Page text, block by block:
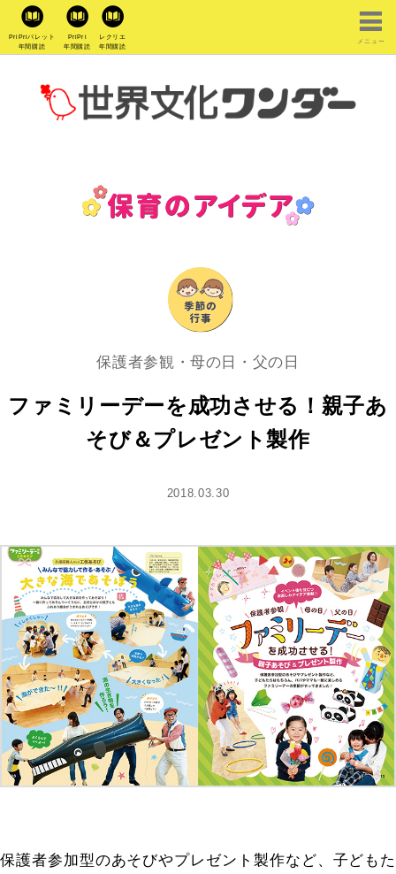
PriPriパレット
年間購読
PriPri
年間購読
レクリエ
年間購読
メニュー
保護者参観・母の日・父の日
ファミリーデーを成功させる！親子あ
そび＆プレゼント製作
2018.03.30
保護者参加型のあそびやプレゼント製作など、子どもた